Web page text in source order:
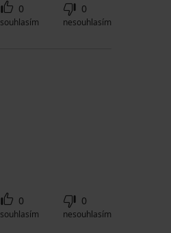
0
souhlasím
0
nesouhlasím
0
souhlasím
0
nesouhlasím